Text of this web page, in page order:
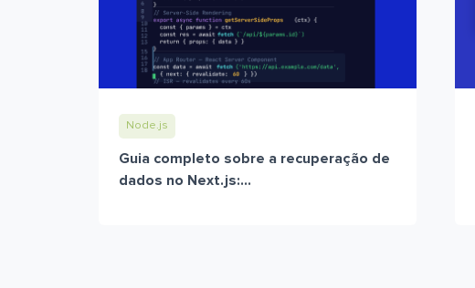
Node.js
Guia completo sobre a recuperação de
dados no Next.js:...